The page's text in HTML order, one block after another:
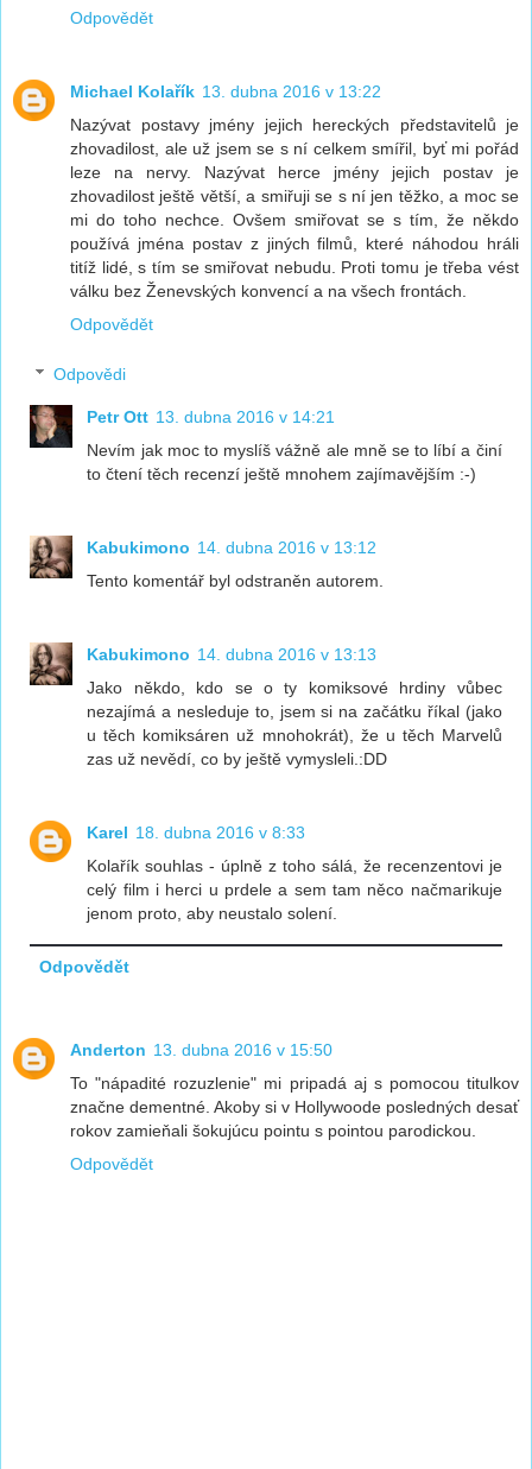
Odpovědět
Michael Kolařík 13. dubna 2016 v 13:22
Nazývat postavy jmény jejich hereckých představitelů je
zhovadilost, ale už jsem se s ní celkem smířil, byť mi pořád
leze na nervy. Nazývat herce jmény jejich postav je
zhovadilost ještě větší, a smiřuji se s ní jen těžko, a moc se
mi do toho nechce. Ovšem smiřovat se s tím, že někdo
používá jména postav z jiných filmů, které náhodou hráli
titíž lidé, s tím se smiřovat nebudu. Proti tomu je třeba vést
válku bez Ženevských konvencí a na všech frontách.
Odpovědět
Odpovědi
Petr Ott 13. dubna 2016 v 14:21
Nevím jak moc to myslíš vážně ale mně se to líbí a činí
to čtení těch recenzí ještě mnohem zajímavějším :-)
Kabukimono 14. dubna 2016 v 13:12
Tento komentář byl odstraněn autorem.
Kabukimono 14. dubna 2016 v 13:13
Jako někdo, kdo se o ty komiksové hrdiny vůbec
nezajímá a nesleduje to, jsem si na začátku říkal (jako
u těch komiksáren už mnohokrát), že u těch Marvelů
zas už nevědí, co by ještě vymysleli.:DD
Karel 18. dubna 2016 v 8:33
Kolařík souhlas - úplně z toho sálá, že recenzentovi je
celý film i herci u prdele a sem tam něco načmarikuje
jenom proto, aby neustalo solení.
Odpovědět
Anderton 13. dubna 2016 v 15:50
To "nápadité rozuzlenie" mi pripadá aj s pomocou titulkov
značne dementné. Akoby si v Hollywoode posledných desať
rokov zamieňali šokujúcu pointu s pointou parodickou.
Odpovědět